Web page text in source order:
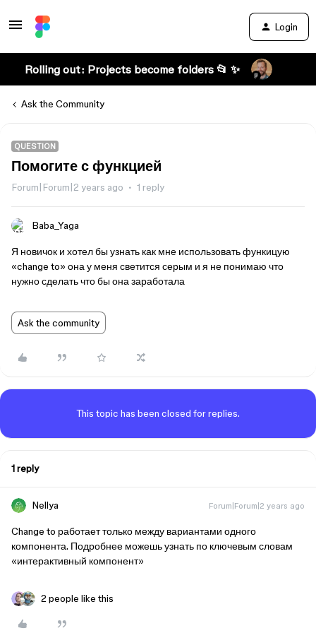
Login
Rolling out: Projects become folders 📂 ✨
Ask the Community
QUESTION
Помогите с функцией
Forum|Forum|2 years ago 1 reply
Baba_Yaga
Я новичок и хотел бы узнать как мне использовать функицую
«change to» она у меня светится серым и я не понимаю что
нужно сделать что бы она заработала
Ask the community
This topic has been closed for replies.
1 reply
Nellya Forum|Forum|2 years ago
Change to работает только между вариантами одного
компонента. Подробнее можешь узнать по ключевым словам
«интерактивный компонент»
2 people like this